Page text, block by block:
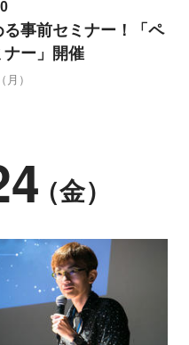
事前セミナー！「ペ
ー」開催
）
（金）